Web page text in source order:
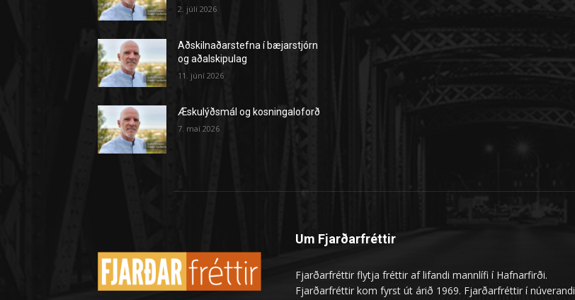
2. júlí 2026
Aðskilnaðarstefna í bæjarstjórn
og aðalskipulag
11. júní 2026
Æskulýðsmál og kosningaloforð
7. maí 2026
Um Fjarðarfréttir
Fjarðarfréttir flytja fréttir af lifandi mannlífi í Hafnarfirði.
Fjarðarfréttir kom fyrst út árið 1969. Fjarðarfréttir í núverandi